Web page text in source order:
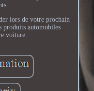
lors de votre prochain
produits automobiles
voiture.